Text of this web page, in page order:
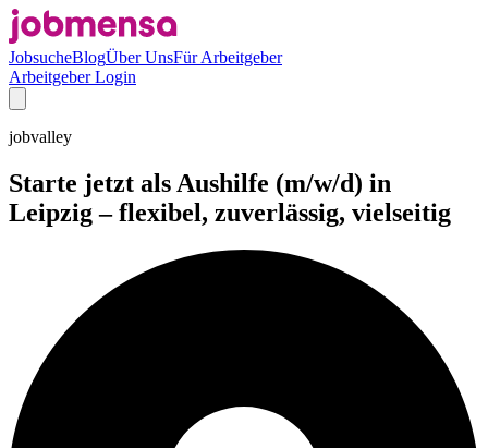
JobsucheBlogÜber UnsFür Arbeitgeber
Arbeitgeber Login
jobvalley
Starte jetzt als Aushilfe (m/w/d) in
Leipzig – flexibel, zuverlässig, vielseitig